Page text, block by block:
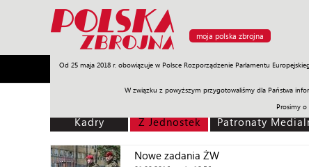
moja polska zbrojna
Od 25 maja 2018 r. obowiązuje w Polsce Rozporządzenie Parlamentu
W związku z powyższym przygotowaliśmy dla Państwa
Prosimy
Armia Poligon Sprzęt Misje Polityka Prawo
Kadry Z Jednostek Patronaty
Nowe zadania ŻW